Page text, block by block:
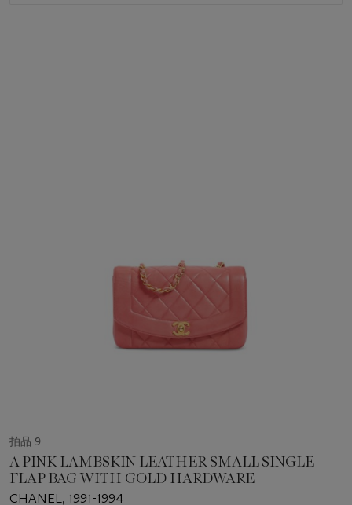
拍品 9
A PINK LAMBSKIN LEATHER SMALL SINGLE
FLAP BAG WITH GOLD HARDWARE
CHANEL, 1991-1994